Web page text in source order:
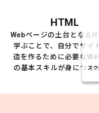
HTML
Webページの土台となる
学ぶことで、自分でサイ
造を作るために必要な
の基本スキルが身につき
ス